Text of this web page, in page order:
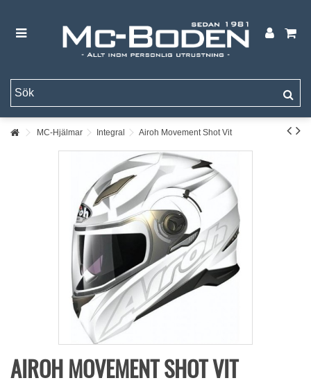
MC-Hjälmar Integral Airoh Movement Shot Vit
AIROH MOVEMENT SHOT VIT